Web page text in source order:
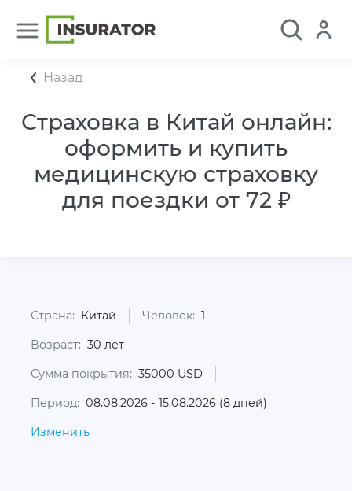
Назад
Страховка в Китай онлайн:
оформить и купить
медицинскую страховку
для поездки от 72 ₽
Страна: Китай Человек: 1
Возраст: 30 лет
Сумма покрытия: 35000 USD
Период: 08.08.2026 - 15.08.2026 (8 дней)
Изменить